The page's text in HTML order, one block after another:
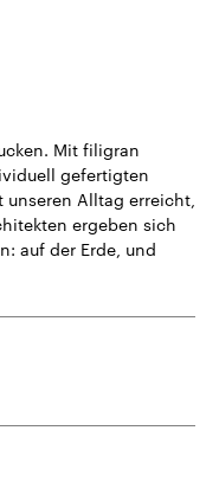
Mit filigran
gefertigten
Alltag erreicht,
ergeben sich
auf der Erde, und